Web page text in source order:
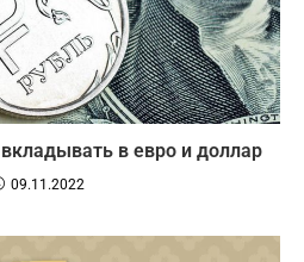
в евро и доллар
09.11.2022